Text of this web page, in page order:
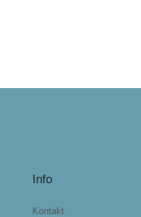
Info
Kontakt